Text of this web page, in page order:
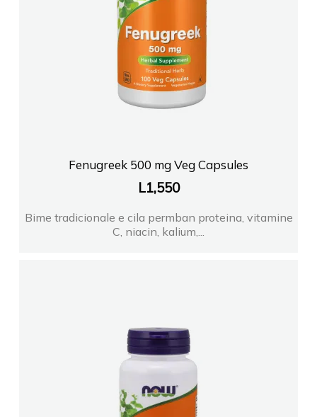
Fenugreek 500 mg Veg Capsules
L1,550
Bime tradicionale e cila permban proteina, vitamine
C, niacin, kalium,...